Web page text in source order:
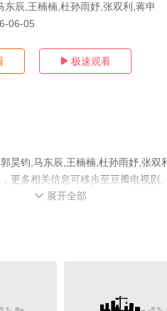
东辰,王楠楠,杜孙雨妤,张双利,蒋申
06-05
 极速观看
昊钧,马东辰,王楠楠,杜孙雨妤,张
更多相关信息可移步至豆瓣电视剧
 展开全部